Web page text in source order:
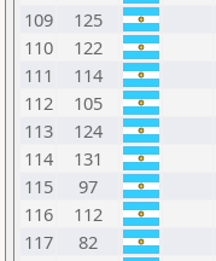
109
125
110
122
111
114
112
105
113
124
114
131
115
97
116
112
117
82